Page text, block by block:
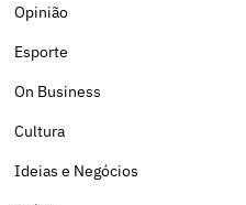
Opinião
Esporte
On Business
Cultura
Ideias e Negócios